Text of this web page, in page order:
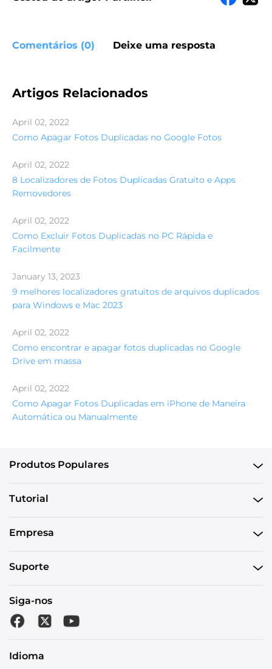
Comentários (0) Deixe uma resposta
Artigos Relacionados
April 02, 2022
Como Apagar Fotos Duplicadas no Google Fotos
April 02, 2022
8 Localizadores de Fotos Duplicadas Gratuito e Apps
Removedores
April 02, 2022
Como Excluir Fotos Duplicadas no PC Rápida e
Facilmente
January 13, 2023
9 melhores localizadores gratuitos de arquivos duplicados
para Windows e Mac 2023
April 02, 2022
Como encontrar e apagar fotos duplicadas no Google
Drive em massa
April 02, 2022
Como Apagar Fotos Duplicadas em iPhone de Maneira
Automática ou Manualmente
Produtos Populares
Tutorial
Empresa
Suporte
Siga-nos
Idioma